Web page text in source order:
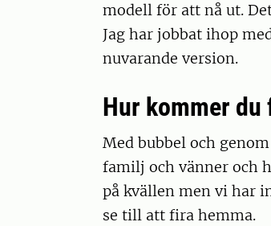
modell för att nå ut.
Jag har jobbat ihop
nuvarande version.
Hur kommer du
Med bubbel och
familj och vänner och
på kvällen men vi har
se till att fira hemma.